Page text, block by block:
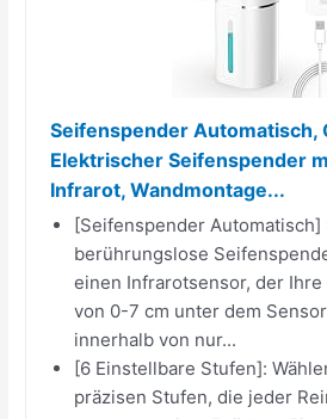
Seifenspender Automatisch,
Elektrischer Seifenspender
Infrarot, Wandmontage...
[Seifenspender
berührungslose
einen Infrarotsensor, der Ihre
von 0-7 cm unter dem
innerhalb von nur...
[6 Einstellbare Stufen]:
präzisen Stufen, die jeder